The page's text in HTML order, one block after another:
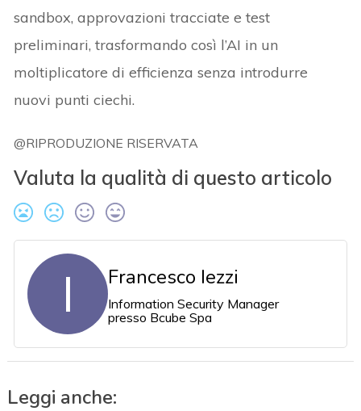
sandbox, approvazioni tracciate e test
preliminari, trasformando così l’AI in un
moltiplicatore di efficienza senza introdurre
nuovi punti ciechi.
@RIPRODUZIONE RISERVATA
Valuta la qualità di questo articolo
I Francesco Iezzi
Information Security Manager
presso Bcube Spa
Leggi anche: